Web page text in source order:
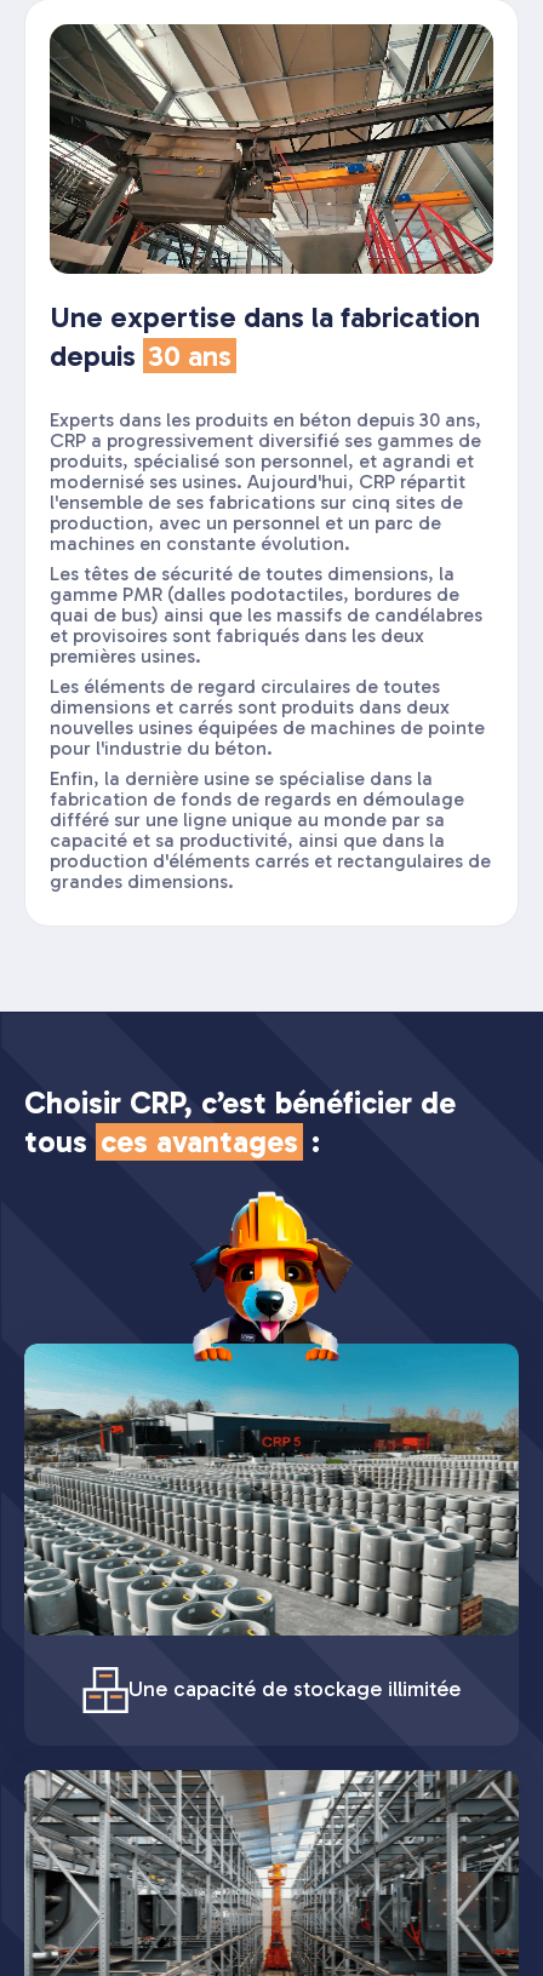
Une expertise dans la fabrication
depuis 30 ans
Experts dans les produits en béton depuis 30 ans,
CRP a progressivement diversifié ses gammes de
produits, spécialisé son personnel, et agrandi et
modernisé ses usines. Aujourd'hui, CRP répartit
l'ensemble de ses fabrications sur cinq sites de
production, avec un personnel et un parc de
machines en constante évolution.
Les têtes de sécurité de toutes dimensions, la
gamme PMR (dalles podotactiles, bordures de
quai de bus) ainsi que les massifs de candélabres
et provisoires sont fabriqués dans les deux
premières usines.
Les éléments de regard circulaires de toutes
dimensions et carrés sont produits dans deux
nouvelles usines équipées de machines de pointe
pour l'industrie du béton.
Enfin, la dernière usine se spécialise dans la
fabrication de fonds de regards en démoulage
différé sur une ligne unique au monde par sa
capacité et sa productivité, ainsi que dans la
production d'éléments carrés et rectangulaires de
grandes dimensions.
Choisir CRP, c’est bénéficier de
tous ces avantages :
Une capacité de stockage illimitée